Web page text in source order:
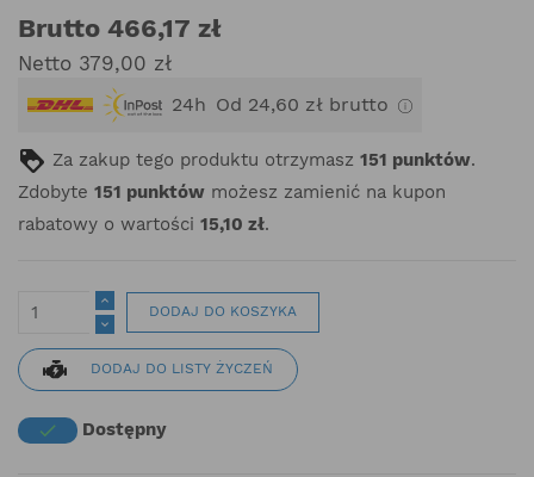
Brutto 466,17 zł
Netto 379,00 zł
24h Od 24,60 zł brutto
Za zakup tego produktu otrzymasz 151 punktów.
Zdobyte 151 punktów możesz zamienić na kupon
rabatowy o wartości 15,10 zł.
DODAJ DO KOSZYKA
DODAJ DO LISTY ŻYCZEŃ
 Dostępny